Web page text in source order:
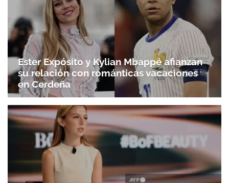
Ester Expósito y Kylian Mbappé afianzan
su relación con románticas vacaciones
en Cerdeña